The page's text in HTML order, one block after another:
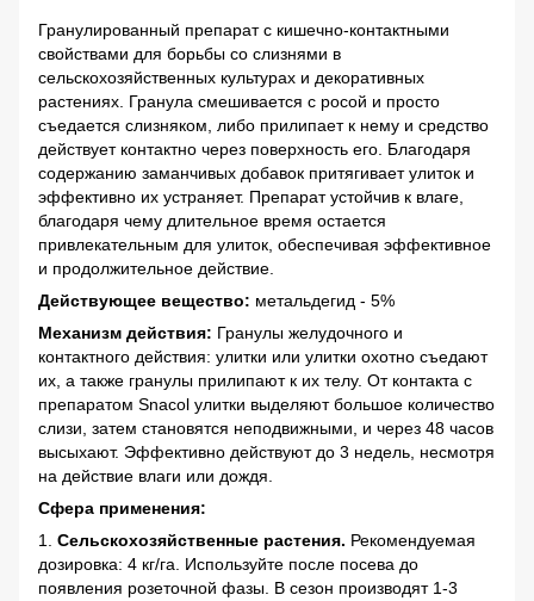
Гранулированный препарат с кишечно-контактными
свойствами для борьбы со слизнями в
сельскохозяйственных культурах и декоративных
растениях. Гранула смешивается с росой и просто
съедается слизняком, либо прилипает к нему и средство
действует контактно через поверхность его. Благодаря
содержанию заманчивых добавок притягивает улиток и
эффективно их устраняет. Препарат устойчив к влаге,
благодаря чему длительное время остается
привлекательным для улиток, обеспечивая эффективное
и продолжительное действие.
Действующее вещество: метальдегид - 5%
Механизм действия: Гранулы желудочного и
контактного действия: улитки или улитки охотно съедают
их, а также гранулы прилипают к их телу. От контакта с
препаратом Snacol улитки выделяют большое количество
слизи, затем становятся неподвижными, и через 48 часов
высыхают. Эффективно действуют до 3 недель, несмотря
на действие влаги или дождя.
Сфера применения:
1. Сельскохозяйственные растения. Рекомендуемая
дозировка: 4 кг/га. Используйте после посева до
появления розеточной фазы. В сезон производят 1-3